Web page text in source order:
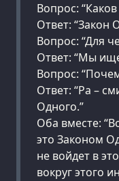
Вопрос: “Каков
Ответ: “Закон
Вопрос: “Для
Ответ: “Мы
Вопрос:
Ответ: “Ра –
Одного.”
Оба вместе:
это Законом
не войдет в
вокруг этого